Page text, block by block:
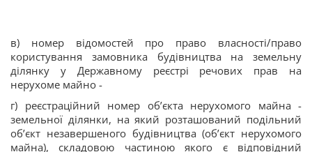
в) номер відомостей про право власності/право
користування замовника будівництва на земельну
ділянку у Державному реєстрі речових прав на
нерухоме майно -
г) реєстраційний номер об’єкта нерухомого майна -
земельної ділянки, на який розташований подільний
об’єкт незавершеного будівництва (об’єкт нерухомого
майна), складовою частиною якого є відповідний